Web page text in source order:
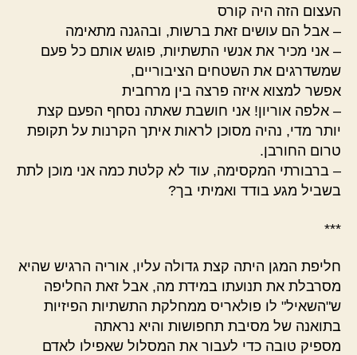
העצום הזה היה קורס
– אבל הם עושים זאת ברשות, ובהגנה מתאימה
– אני מכיר את אנשי התשתיות, פוגש אותם כל פעם
שמשדרגים את השטחים הציבוריים,
אפשר למצוא איזה פרצה בין מרחבית
– אלפה אוריון! אני חושבת שאתה נסחף הפעם קצת
יותר מדי, נהיה מסוכן לראות איתך הקרנות על תקופת
טרום החורבן.
– ברבורתי המקסימה, עוד לא קלטת כמה אני מוכן לתת
בשביל מגע בודד ואמיתי בך?
***
חליפת המגן היתה קצת גדולה עליו, אוריה הרגיש שהיא
מסרבלת את תנועתו במידת מה, אבל זאת החליפה
ש"השאיל" לו פולאריס ממחלקת התשתיות הפיזיות
בתואנה של מסיבת תחפושות והיא נראתה
מספיק טובה כדי לעבור את המסלול שאפילו לאדם